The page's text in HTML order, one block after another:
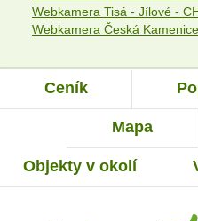
Webkamera Tisá - Jílové -
Ceník
Mapa
Objekty v okolí